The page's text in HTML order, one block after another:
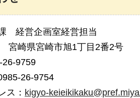
経営企画室経営担当
宮崎県宮崎市旭1丁目2番2号
26-9759
26-9754
ス： kigyo-